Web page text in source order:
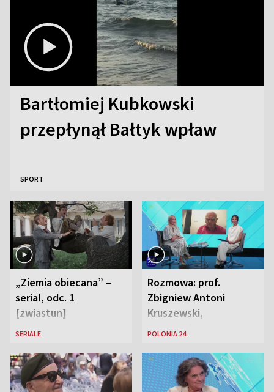
Bartłomiej Kubkowski
przepłynął Bałtyk wpław
SPORT
„Ziemia obiecana” –
serial, odc. 1
[zwiastun]
SERIALE
Rozmowa: prof.
Zbigniew Antoni
Kruszewski,
Powstaniec
Zaryan, piosenkarka
POLONIA 24